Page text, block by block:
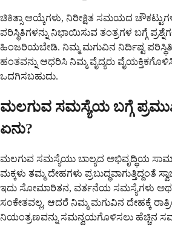
ಚಿಕಿತ್ಸಾ ಆಯ್ಕೆಗಳು, ನಿರೀಕ್ಷಿತ ಸಮಯದ
ಪರಿಸ್ಥಿತಿಗಳನ್ನು ನಿಭಾಯಿಸುವ ತಂತ್ರಗಳ ಬಗ್ಗೆ
ಹಿಂಜರಿಯಬೇಡಿ. ನಿಮ್ಮ ಮಗುವಿನ ನಿರ್ದಿಷ್ಟ ಪರಿಸ್ಥಿತಿ
ಹಂತವನ್ನು ಆಧರಿಸಿ ನಿಮ್ಮ ವೈದ್ಯರು
ಒದಗಿಸಬಹುದು.
ಮಲಗುವ ಸಮಸ್ಯೆಯ ಬಗ್ಗೆ
ಏನು?
ಮಲಗುವ ಸಮಸ್ಯೆಯು ಬಾಲ್ಯದ ಅಭಿವೃದ್ಧಿಯ
ಮಕ್ಕಳು ತಮ್ಮ ದೇಹಗಳು ಪ್ರಬುದ್ಧವಾಗುತ್ತಿದ್ದಂತೆ
ಇದು ಸೋಮಾರಿತನ, ವರ್ತನೆಯ ಸಮಸ್ಯೆಗಳು
ಸಂಕೇತವಲ್ಲ, ಆದರೆ ನಿಮ್ಮ ಮಗುವಿನ ದೇಹಕ್ಕೆ
ನಿಯಂತ್ರಣವನ್ನು ಸಮನ್ವಯಗೊಳಿಸಲು ಹೆಚ್ಚಿನ